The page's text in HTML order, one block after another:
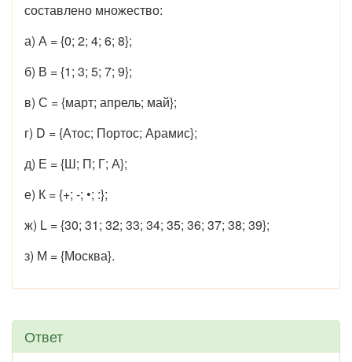
составлено множество:
а) А = {0; 2; 4; 6; 8};
б) В = {1; 3; 5; 7; 9};
в) С = {март; апрель; май};
г) D = {Атос; Портос; Арамис};
д) Е = {Ш; П; Г; А};
е) К = {+; -; •; :};
ж) L = {30; 31; 32; 33; 34; 35; 36; 37; 38; 39};
з) М = {Москва}.
Ответ